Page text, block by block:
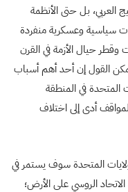
العربي، بل حتى الأنظمة
سياسية وعسكرية منفردة
وقطر حيال الأزمة في القرن
القول إن أحد أهم أسباب
المتحدة في المنطقة
أدى إلى اختلاف
المتحدة سوف يستمر في
الاتحاد الروسي على الأرض؛